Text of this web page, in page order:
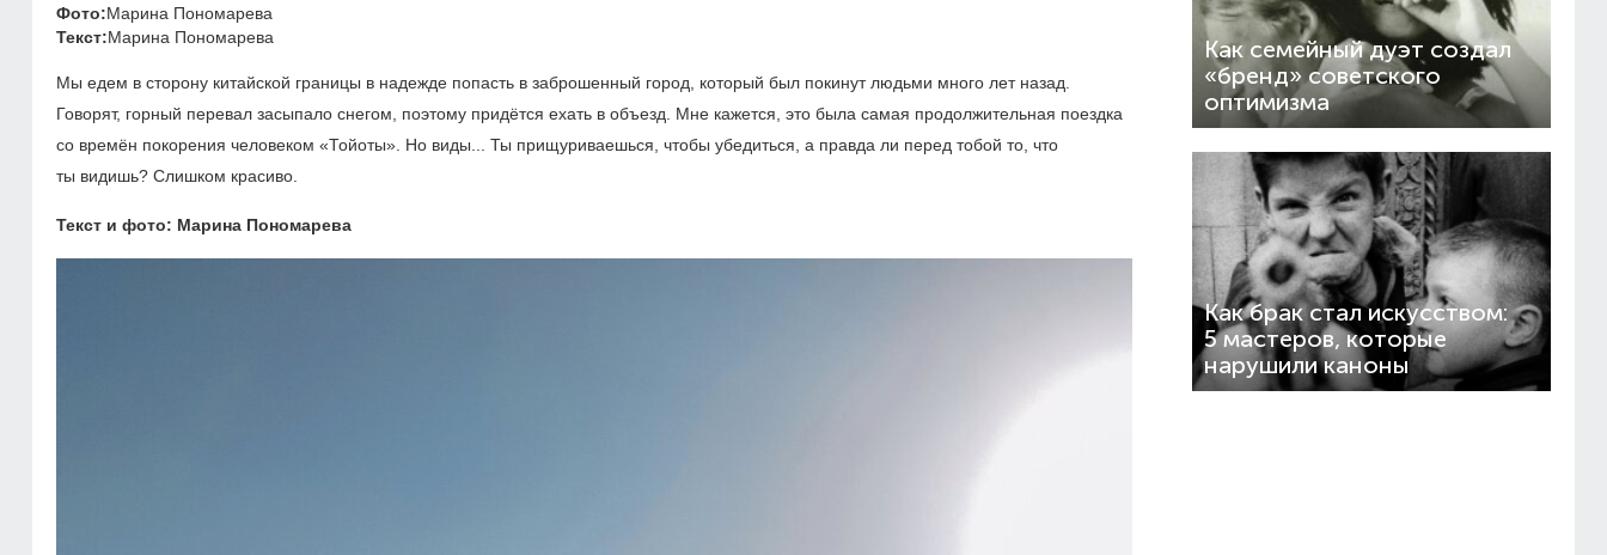
Фото:Марина Пономарева
Текст:Марина Пономарева
Мы едем в сторону китайской границы в надежде попасть в заброшенный город, который был покинут людьми много лет назад.
Говорят, горный перевал засыпало снегом, поэтому придётся ехать в объезд. Мне кажется, это была самая продолжительная поездка
со времён покорения человеком «Тойоты». Но виды... Ты прищуриваешься, чтобы убедиться, а правда ли перед тобой то, что
ты видишь? Слишком красиво.
Текст и фото: Марина Пономарева
Как семейный дуэт создал
«бренд» советского
оптимизма
Как брак стал искусством:
5 мастеров, которые
нарушили каноны